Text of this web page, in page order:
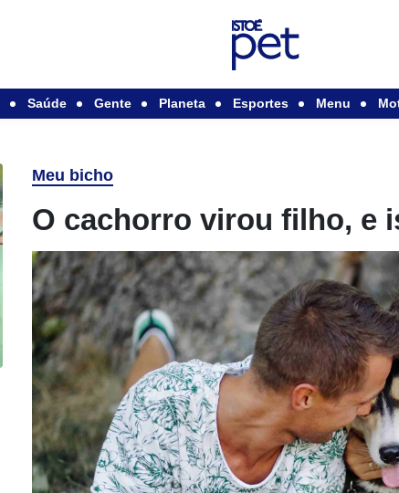
Saúde Gente Planeta Esportes Menu
Meu bicho
O cachorro virou filho, e